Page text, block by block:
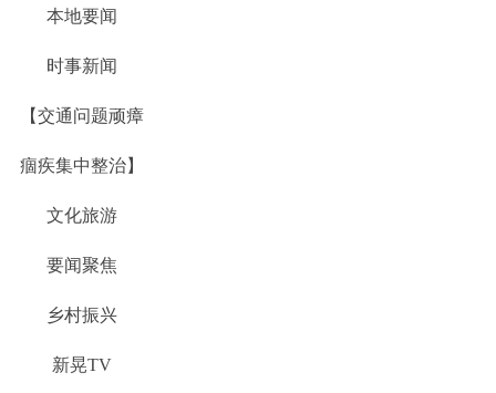
本地要闻
时事新闻
【交通问题顽瘴
痼疾集中整治】
文化旅游
要闻聚焦
乡村振兴
新晃TV